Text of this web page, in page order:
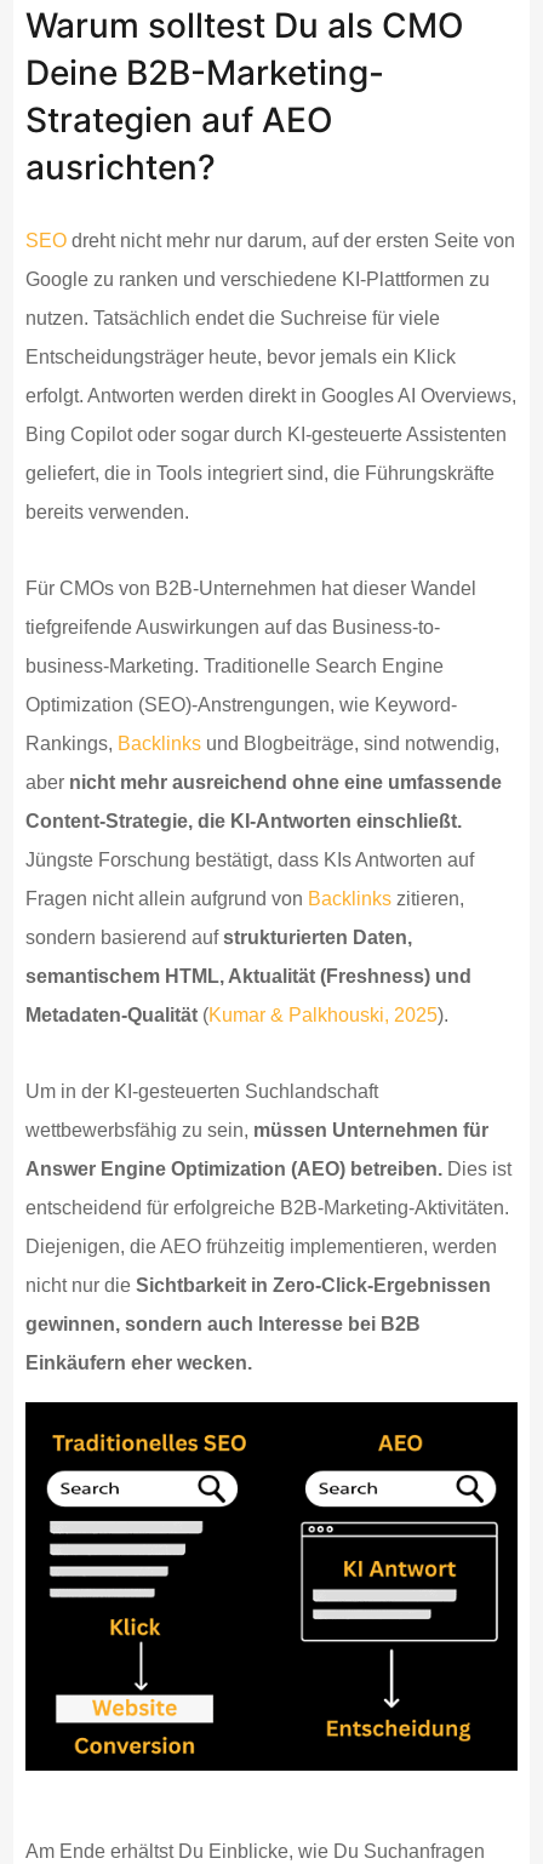
Warum solltest Du als CMO
Deine B2B-Marketing-
Strategien auf AEO
ausrichten?
SEO dreht nicht mehr nur darum, auf der ersten Seite von
Google zu ranken und verschiedene KI-Plattformen zu
nutzen. Tatsächlich endet die Suchreise für viele
Entscheidungsträger heute, bevor jemals ein Klick
erfolgt. Antworten werden direkt in Googles AI Overviews,
Bing Copilot oder sogar durch KI-gesteuerte Assistenten
geliefert, die in Tools integriert sind, die Führungskräfte
bereits verwenden.
Für CMOs von B2B-Unternehmen hat dieser Wandel
tiefgreifende Auswirkungen auf das Business-to-
business-Marketing. Traditionelle Search Engine
Optimization (SEO)-Anstrengungen, wie Keyword-
Rankings, Backlinks und Blogbeiträge, sind notwendig,
aber nicht mehr ausreichend ohne eine umfassende
Content-Strategie, die KI-Antworten einschließt.
Jüngste Forschung bestätigt, dass KIs Antworten auf
Fragen nicht allein aufgrund von Backlinks zitieren,
sondern basierend aufstrukturierten Daten,
semantischem HTML, Aktualität (Freshness) und
Metadaten-Qualität (Kumar & Palkhouski, 2025).
Um in der KI-gesteuerten Suchlandschaft
wettbewerbsfähig zu sein, müssen Unternehmen für
Answer Engine Optimization (AEO) betreiben. Dies ist
entscheidend für erfolgreiche B2B-Marketing-Aktivitäten.
Diejenigen, die AEO frühzeitig implementieren, werden
nicht nur dieSichtbarkeit in Zero-Click-Ergebnissen
gewinnen, sondern auch Interesse bei B2B
Einkäufern eher wecken.
Am Ende erhältst Du Einblicke, wie Du Suchanfragen